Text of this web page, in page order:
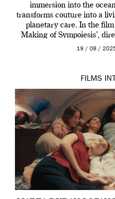
immersion into the
transforms couture into a
planetary care. In the
Making of Sympoiesis’,
the sacred space
19 / 08 /
FILMS